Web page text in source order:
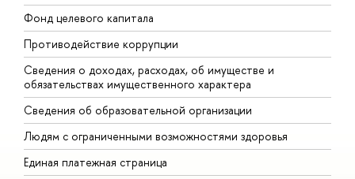
Фонд целевого капитала
Противодействие коррупции
Сведения о доходах, расходах, об имуществе и
обязательствах имущественного характера
Сведения об образовательной организации
Людям с ограниченными возможностями здоровья
Единая платежная страница